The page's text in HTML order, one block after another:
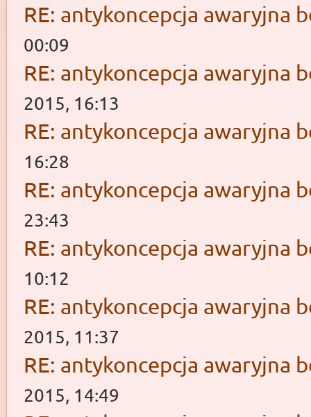
RE: antykoncepcja awaryjna
00:09
RE: antykoncepcja awaryjna
2015, 16:13
RE: antykoncepcja awaryjna
16:28
RE: antykoncepcja awaryjna
23:43
RE: antykoncepcja awaryjna
10:12
RE: antykoncepcja awaryjna
2015, 11:37
RE: antykoncepcja awaryjna
2015, 14:49